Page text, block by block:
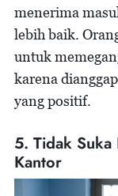
menerima
lebih baik.
untuk
karena
yang positif.
5. Tidak
Kantor